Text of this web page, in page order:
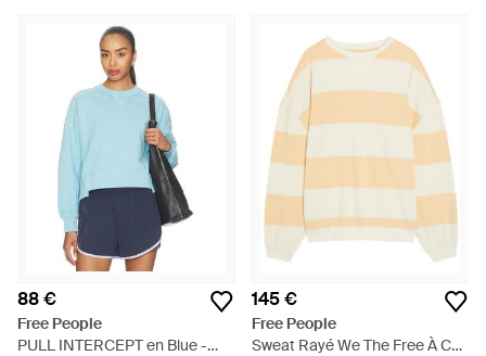
88 €
Free People
PULL INTERCEPT en Blue -
145 €
Free People
Sweat Rayé We The Free À Col